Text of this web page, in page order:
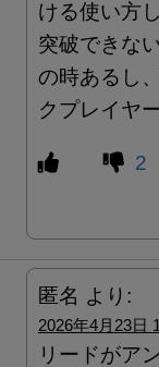
ける使い方
突破できな
の時あるし
クプレイヤ
2
匿名 より:
2026年4月23日
リードがア